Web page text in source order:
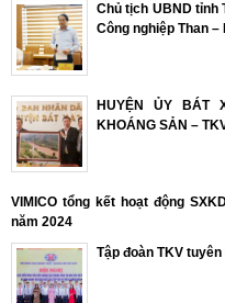
Chủ tịch UBND tỉnh
Công nghiệp Than
HUYỆN ỦY BÁT
KHOÁNG SẢN –
VIMICO tổng kết hoạt động
năm 2024
Tập đoàn TKV